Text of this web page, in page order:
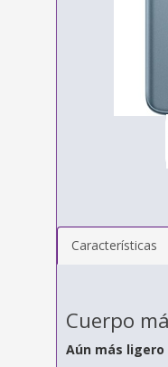
Características
Cuerpo
Aún más ligero